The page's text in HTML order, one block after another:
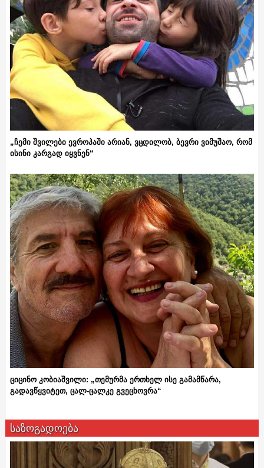
„ჩემი შვილები ევროპაში არიან, ვცდილობ, ბევრი ვიმუშაო, რომ
ისინი კარგად იყვნენ“
ციცინო კობიაშვილი: „თემურმა ერთხელ ისე გამამწარა,
გადავწყვიტეთ, ცალ-ცალკე გვეცხოვრა“
საზოგადოება